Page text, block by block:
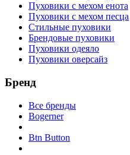
Пуховики с мехом енота
Пуховики с мехом песца
Стильные пуховики
Брендовые пуховики
Пуховики одеяло
Пуховики оверсайз
Бренд
Все бренды
Bogerner
Btn Button